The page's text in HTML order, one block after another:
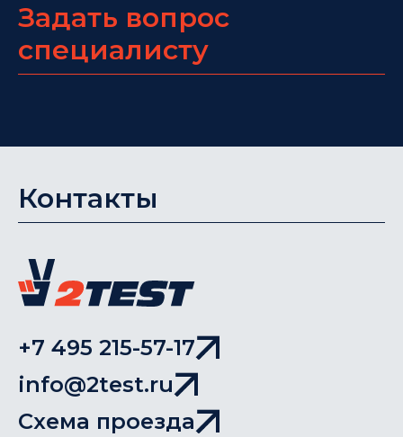
Задать вопрос
специалисту
Контакты
+7 495 215-57-17
info@2test.ru
Схема проезда